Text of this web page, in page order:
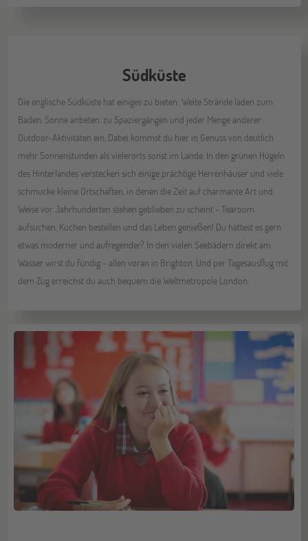
Südküste
Die englische Südküste hat einiges zu bieten: Weite Strände laden zum
Baden, Sonne anbeten, zu Spaziergängen und jeder Menge anderer
Outdoor-Aktivitäten ein. Dabei kommst du hier in Genuss von deutlich
mehr Sonnenstunden als vielerorts sonst im Lande. In den grünen Hügeln
des Hinterlandes verstecken sich einige prächtige Herrenhäuser und viele
schmucke kleine Ortschaften, in denen die Zeit auf charmante Art und
Weise vor Jahrhunderten stehen geblieben zu scheint - Tearoom
aufsuchen, Kuchen bestellen und das Leben genießen! Du hättest es gern
etwas moderner und aufregender? In den vielen Seebädern direkt am
Wasser wirst du fündig - allen voran in Brighton. Und per Tagesausflug mit
dem Zug erreichst du auch bequem die Weltmetropole London.